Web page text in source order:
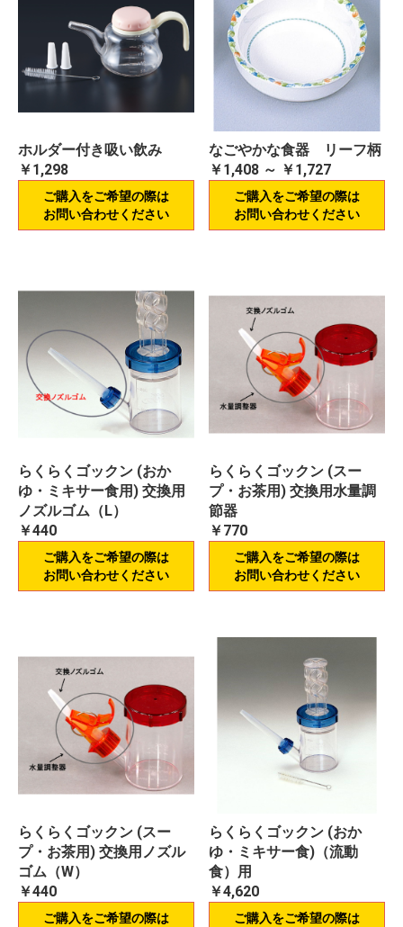
ホルダー付き吸い飲み
￥1,298
ご購入をご希望の際は
お問い合わせください
なごやかな食器 リーフ柄
￥1,408 ～ ￥1,727
ご購入をご希望の際は
お問い合わせください
らくらくゴックン (おか
ゆ・ミキサー食用) 交換用
ノズルゴム（L）
￥440
ご購入をご希望の際は
お問い合わせください
らくらくゴックン (スー
プ・お茶用) 交換用水量調
節器
￥770
ご購入をご希望の際は
お問い合わせください
らくらくゴックン (スー
プ・お茶用) 交換用ノズル
ゴム（W）
￥440
ご購入をご希望の際は
らくらくゴックン (おか
ゆ・ミキサー食)（流動
食）用
￥4,620
ご購入をご希望の際は